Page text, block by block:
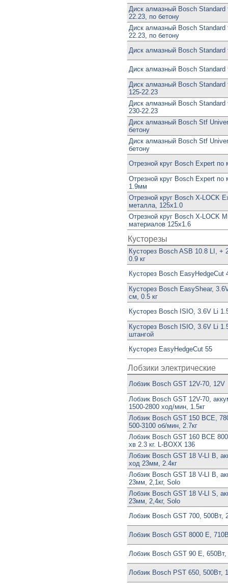
Диск алмазный Bosch Standard
22.23, по бетону
Диск алмазный Bosch Standard
22.23, по бетону
Диск алмазный Bosch Standard
Диск алмазный Bosch Standard
Диск алмазный Bosch Standard
125-22.23
Диск алмазный Bosch Standard
230-22.23
Диск алмазный Bosch Stf
бетону
Диск алмазный Bosch Stf
бетону
Отрезной круг Bosch Expert
Отрезной круг Bosch Expert по
1.9мм
Отрезной круг Bosch X-LOCK
металла, 125x1.0
Отрезной круг Bosch X-LOCK
материалов 125x1.6
Кусторезы
Кусторез Bosch ASB 10.8 LI, +
0.9 кг
Кусторез Bosch EasyHedgeCut
Кусторез Bosch EasyShear,
см, 0.5 кг
Кусторез Bosch ISIO, 3.6V Li
Кусторез Bosch ISIO, 3.6V Li
штангой
Кусторез EasyHedgeCut 55
Лобзики электрические
Лобзик Bosch GST 12V-70, 12V
Лобзик Bosch GST 12V-70,
1500-2800 ход/мин, 1.5кг
Лобзик Bosch GST 150 BCE,
500-3100 об/мин, 2.7кг
Лобзик Bosch GST 160 BCE
хв 2.3 кг. L-BOXX 136
Лобзик Bosch GST 18 V-LI B,
ход 23мм, 2.4кг
Лобзик Bosch GST 18 V-LI B,
23мм, 2,1кг, Solo
Лобзик Bosch GST 18 V-LI S,
23мм, 2,4кг, Solo
Лобзик Bosch GST 700, 500Вт,
Лобзик Bosch GST 8000 E,
Лобзик Bosch GST 90 E, 650Вт,
Лобзик Bosch PST 650, 500Вт,